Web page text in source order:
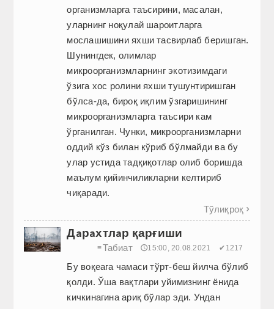
организмларга таъсирини, масалан,
уларнинг ноқулай шароитларга
мослашишини яхши тас­вирлаб беришган.
Шунингдек, олимлар
микроорганизмларнинг экотизимдаги
ўзига хос ролини яхши тушунтиришган
бўлса-да, бироқ иқлим ўзгаришининг
микроорганизмларга таъсири кам
ўрганилган. Чунки, микроорганизмларни
оддий кўз билан кўриб бўлмайди ва бу
улар устида тадқиқотлар олиб боришда
маълум қийинчиликларни келтириб
чиқаради.
Тўлиқроқ 
Дaрaхтлaр қарғиши
≡Табиат 🕔15:00, 20.08.2021 ✔1217
Бу воқеага чамаси тўрт-беш йилча бўлиб
қолди. Ўша вақтлари уйимизнинг ёнида
кичкинагина ариқ бўлар эди. Ундан